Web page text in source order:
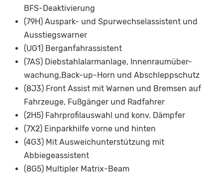
BFS-Deaktivierung
(79H) Auspark- und Spurwechselassistent und
Ausstiegswarner
(UG1) Berganfahrassistent
(7AS) Diebstahlalarmanlage, Innenraumüber-
wachung,Back-up-Horn und Abschleppschutz
(8J3) Front Assist mit Warnen und Bremsen auf
Fahrzeuge, Fußgänger und Radfahrer
(2H5) Fahrprofilauswahl und konv. Dämpfer
(7X2) Einparkhilfe vorne und hinten
(4G3) Mit Ausweichunterstützung mit
Abbiegeassistent
(8G5) Multipler Matrix-Beam